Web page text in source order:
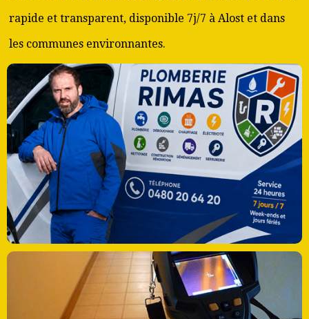
rapide et transparent, disponible 7j/7 à Alost et dans
les communes environnantes.